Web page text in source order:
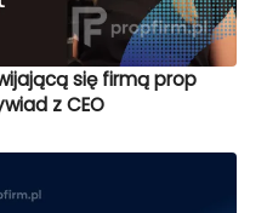
się firmą prop
z CEO